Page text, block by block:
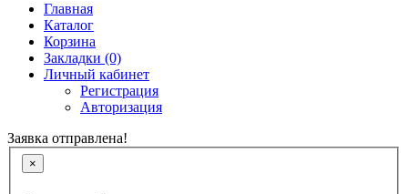
Главная
Каталог
Корзина
Закладки (0)
Личный кабинет
Регистрация
Авторизация
Заявка отправлена!
×